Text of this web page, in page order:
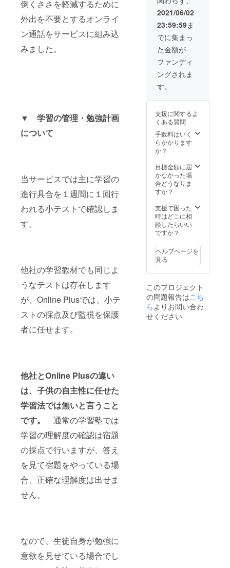
倒くささを軽減するために
外出を不要とするオンライ
ン通話をサービスに組み込
みました。
▼ 学習の管理・勉強計画
について
当サービスでは主に学習の
進行具合を１週間に１回行
われる小テストで確認しま
す。
他社の学習教材でも同じよ
うなテストは存在します
が、Online Plusでは、小テ
ストの採点及び監視を保護
者に任せます。
他社とOnline Plusの違い
は、子供の自主性に任せた
学習法では無いと言うこと
です。 通常の学習塾では
学習の理解度の確認は宿題
の採点で行いますが、答え
を見て宿題をやっている場
合、正確な理解度は出せま
せん。
なので、生徒自身が勉強に
意欲を見せている場合でし
希望の
お名前
と掲載
する
URLを
ご記入
くださ
い。
2021/06/02
23:59:59ま
でに集まっ
た金額が
ファンディ
ングされま
す。
支援に関するよ
くある質問
手数料はいく
らかかります
か？
目標金額に届
かなかった場
合どうなりま
すか？
支援で困った
時はどこに相
談したらいい
ですか？
ヘルプページを
見る
このプロジェクト
の問題報告はこち
らよりお問い合わ
せください